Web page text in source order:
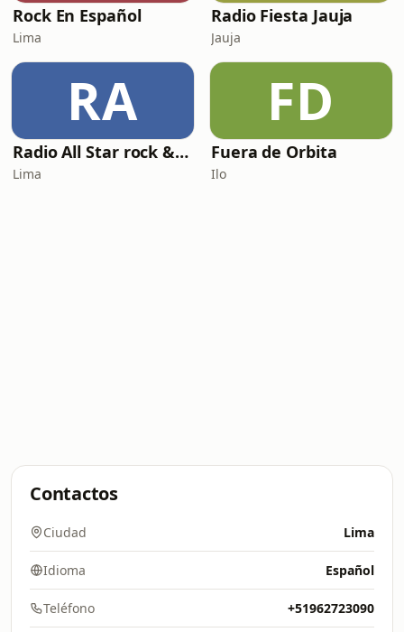
Rock En Español
Lima
Radio Fiesta Jauja
Jauja
RA
Radio All Star rock & pop on line
Lima
FD
Fuera de Orbita
Ilo
Contactos
Ciudad Lima
Idioma Español
Teléfono +51962723090